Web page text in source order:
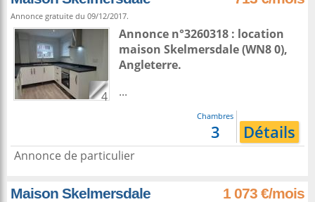
Annonce gratuite du 09/12/2017.
4
Annonce n°3260318 : location
maison Skelmersdale(WN8 0),
Angleterre.
...
Chambres
3 Détails
Annonce de particulier
Maison Skelmersdale 1 073 €/mois